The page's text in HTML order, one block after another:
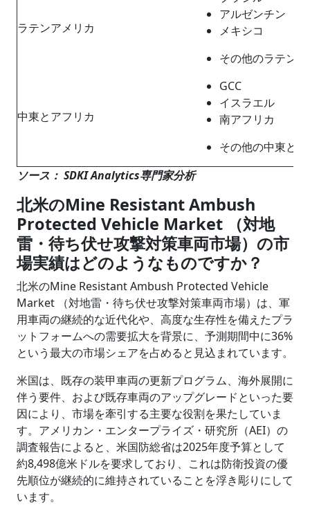
ラテンアメリカ
アルゼンチン
メキシコ
その他のラテン
中東とアフリカ
GCC
イスラエル
南アフリカ
その他の中東と
ソース： SDKI Analytics専門家分析
北米のMine Resistant Ambush
Protected Vehicle Market （対地
雷・待ち伏せ攻撃対策車両市場）の市
場実績はどのようなものですか？
北米のMine Resistant Ambush Protected Vehicle
Market （対地雷・待ち伏せ攻撃対策車両市場）は、軍
用車両の継続的な近代化や、高度な生存性を備えたプラ
ットフォームへの需要拡大を背景に、予測期間中に36%
という最大の市場シェアを占めると見込まれています。
米国は、既存の装甲車両の更新プログラム、海外展開に
伴う要件、および既存車両のアップグレードといった要
因により、市場を牽引する主要な役割を果たしていま
す。アメリカン・エンタープライズ・研究所（AEI）の
調査報告によると、米国防総省は2025年度予算として
約8,498億米ドルを要求しており、これは防衛投資の優
先順位が継続的に維持されていることを浮き彫りにして
います。